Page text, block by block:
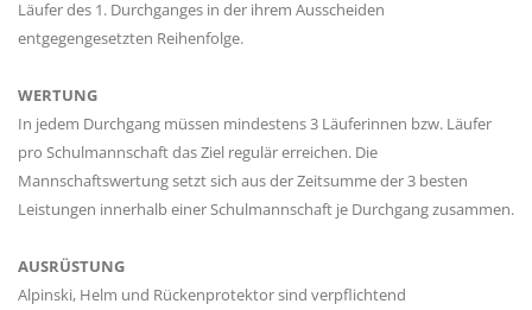
Läufer des 1. Durchganges in der ihrem Ausscheiden
entgegengesetzten Reihenfolge.
WERTUNG
In jedem Durchgang müssen mindestens 3 Läuferinnen bzw. Läufer
pro Schulmannschaft das Ziel regulär erreichen. Die
Mannschaftswertung setzt sich aus der Zeitsumme der 3 besten
Leistungen innerhalb einer Schulmannschaft je Durchgang zusammen.
AUSRÜSTUNG
Alpinski, Helm und Rückenprotektor sind verpflichtend